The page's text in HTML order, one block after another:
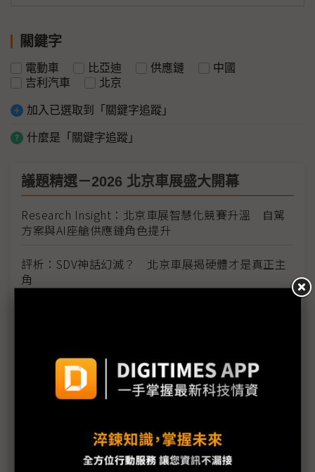
關鍵字
電動車 比亞迪 供應鏈
中國
吉利汽車
北京
加入已選取到「關鍵字追蹤」
什麼是「關鍵字追蹤」
議題精選－2026 北京車展盛大開幕
Research Insight：北京車展智慧化競賽升溫 自駕
方案與AI座艙供應鏈角色提升
評析：SDV神話幻滅？ 北京車展揭硬體才是真正主
角
美系政策擾動、中系產能過剩 全球車市結構性風險
日產汽車寄望「中國速度」挽救業績 擬以中國為基